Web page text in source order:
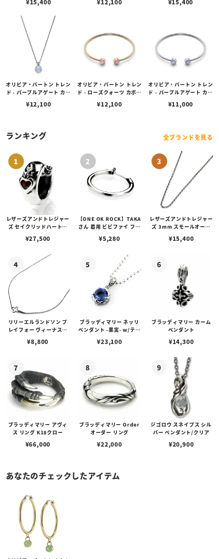
ーン トグル ブレスレット
¥15,400
ーン バングル
¥12,100
ムストーン トグル ブレス
¥15,400
オリビア・バートン トレン
ド - パープルアゲート カボ
トーン ネックレス
¥12,100
オリビア・バートン トレン
ド - ローズクォーツ カボシ
ムストーン バングル
¥12,100
オリビア・バートン トレン
ド - パープルアゲート カボ
トーン バングル
¥11,000
ランキング 全ブランドを見る
レザーズアンドトレジャー
ズ セイクリッドハートピ
¥27,500
【ONE OK ROCK】TAKA
さん 着用 ビビファイ フー
¥5,280
レザーズアンドトレジャー
ズ 3mm スモールオーバ
ブスタークラスプ＆LTロ
¥15,400
リリーエルランドソン プ
レイフォー ヴィーナスチ
¥8,800
ブラッディマリー ネッリ
ペンダント -果実- w/ティ
¥23,100
ブラッディマリー カーム
ペンダント
¥14,300
ブラッディマリー アヴィ
ス リング K18クロー
¥66,000
ブラッディマリー Order
オーダー リング
¥22,000
ジゴロウ スネイプス シル
バー ペンダント/クリア
¥20,900
あなたのチェックしたアイテム